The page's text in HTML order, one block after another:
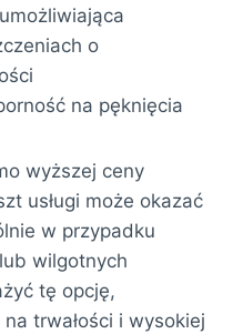
o
na pęknięcia
wyższej ceny
usługi może okazać
w przypadku
wilgotnych
tę opcję,
trwałości i wysokiej